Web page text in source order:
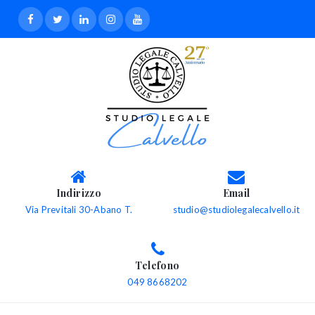
Indirizzo
Via Previtali 30-Abano T.
Email
studio@studiolegalecalvello.it
Telefono
049 8668202